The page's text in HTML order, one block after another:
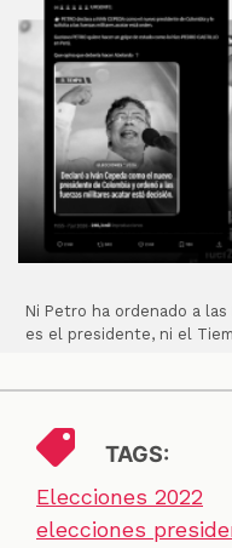
Ni Petro ha ordenado a
es el presidente, ni el
TAGS:
Elecciones 2022
elecciones